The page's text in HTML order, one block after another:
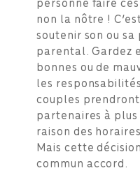
non la nôtre !
soutenir son ou
parental. Gardez
bonnes ou de
les
couples prendront
partenaires à
raison des
Mais cette
commun accord.